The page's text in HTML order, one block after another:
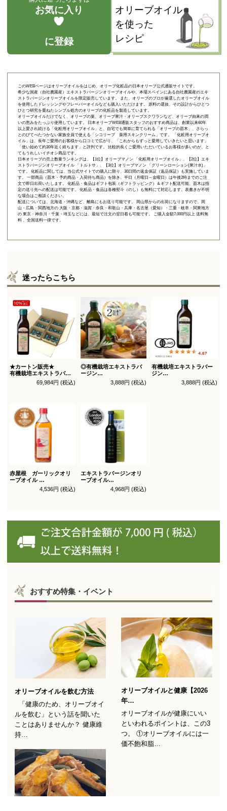
お気に入り
に登録
オリーブオイル
を使った
レシピ
このWEBページはオリーブオイルをはじめ、オリーブ化粧品の日本オリーブ公式通販サイトです。
希少な国産（自社農園産）エキストラバージンオリーブオイルや、本場スペインにある自社農園産のエキ
ストラバージンオリーブオイルを限定販売しています。 また、オリーブのプロが厳選したオリーブオイル
を使用したドレッシングやフレーバーオイルなども購入いただけます。 原料の選抜、その設計からひとつ
ひとつ研究を重ねたシンプル処方のオリーブの化粧品を製造しています。
オリーブオイルだけでなく、オリーブの葉、オリーブ果汁・オリーブスクワランなど、オリーブ由来の潤
いの恵みをたっぷり使用しています。 日本オリーブWEB通販スタッフのおすすめ商品は、創業以来60年
以上愛され続ける「 化粧用オリーブオイル 」と、自宅でも簡単に育てられる「 オリーブの苗木 」、さらっ
とのびてべたつかない家族全員で使える「 シコリーブ 薬用スキンクリーム 」です。 「化粧用オリーブオ
イル」は、長年ご愛用のお客様から口コミで広がり、「これからもずっと愛用していきたいと思います」
「使い始めて約30年近く経ちます」と評判です。 比較的長くご愛用いただいているお客様が多いのが、と
てもうれしいイチオシ商品です。
日本オリーブの売上数量ランキングは、【1位】オリーブマノン 「 化粧用オリーブオイル 」、【2位】 エキ
ストラバージンオリーブオイル 「トルトサ」 、【3位】 オリーブマノン 「グリーンローション(果汁水)」
です。 化粧品に関しては、当公式サイトでの購入に限り、 30日間の返金保証（返品保証）
も実施していま
す。 一部商品（苗木・予約商品・入荷待ち商品）を除き、平日（月曜日～金曜日）は午後2時までのご注
文で即日出荷いたします。 化粧品・食品はギフト包装（ギフトラッピング）＆ギフト配送可能、苗木は指
定の送り先への配送は可能です。 化粧品・食品は各種熨斗（のし）も無料にて対応します。表書きが不明
な場合はご相談ください。
配送については、北海道・沖縄など、離島にもお送り可能です。 岡山県からの出荷になりますので、岡
山・広島・関西地方の 大阪・京都・滋賀・奈良・和歌山・兵庫・名古屋（愛知）・三重・岐阜・関東地方
の 東京・神奈川・千葉・埼玉などには、最短で注文の翌日着も可能です。 ご購入金額7,000円以上 送料無
料 、全国送料一律です。
迷ったらこちら
★カートン販売★
有機栽培エキストラバー
オリーブオイル ブレンド
69,984円 (税込)
◎有機栽培エキストラバ
ージン
オリーブオイル ブレンド
3,888円 (税込)
有機栽培エキストラバー
ジン
オリーブオイル シングル
3,888円 (税込)
赤屋根 ガーリックオリ
ーブオイル
4,536円 (税込)
エキストラバージンオリ
ーブオイル
トルトサ 450g 1本箱入
（スペイン自社農園産）
4,968円 (税込)